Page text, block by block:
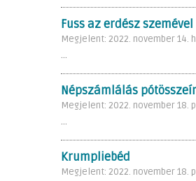
Fuss az erdész
Megjelent: 2022. november 14.
...
Népszámlálás
Megjelent: 2022. november 18.
...
Krumpliebéd
Megjelent: 2022. november 18.